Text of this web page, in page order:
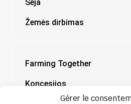
Gérer le
Sėja
Žemės dirbimas
Farming Together
Koncesijos